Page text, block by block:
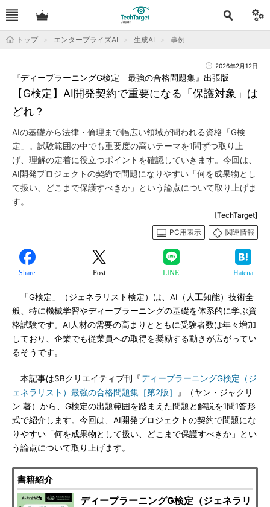
トップ エンタープライズAI 生成AI 事例
2026年2月12日
【G検定】AI開発契約で重要になる「保護対象」は
どれ？
『ディープラーニングG検定 最強の合格問題集』出張版
AIの基礎から法律・倫理まで幅広い領域が問われる資格「G検
定」。試験範囲の中でも重要度の高いテーマを1問ずつ取り上
げ、理解の定着に役立つポイントを確認していきます。今回は、
AI開発プロジェクトの契約で問題になりやすい「何を成果物とし
て扱い、どこまで保護すべきか」という論点について取り上げま
す。
[TechTarget]
PC用表示
関連情報
Share Post LINE Hatena
「G検定」（ジェネラリスト検定）は、AI（人工知能）技術全
般、特に機械学習やディープラーニングの基礎を体系的に学ぶ資
格試験です。AI人材の需要の高まりとともに受験者数は年々増加
しており、企業でも従業員への取得を奨励する動きが広がってい
るそうです。
本記事はSBクリエイティブ刊『ディープラーニングG検定（ジ
ェネラリスト）最強の合格問題集［第2版］
』（ヤン・ジャクリ
ン 著）から、G検定の出題範囲を踏まえた問題と解説を1問1答形
式で紹介します。今回は、AI開発プロジェクトの契約で問題にな
りやすい「何を成果物として扱い、どこまで保護すべきか」とい
う論点について取り上げます。
書籍紹介
ディープラーニングG検定（ジェネラリ